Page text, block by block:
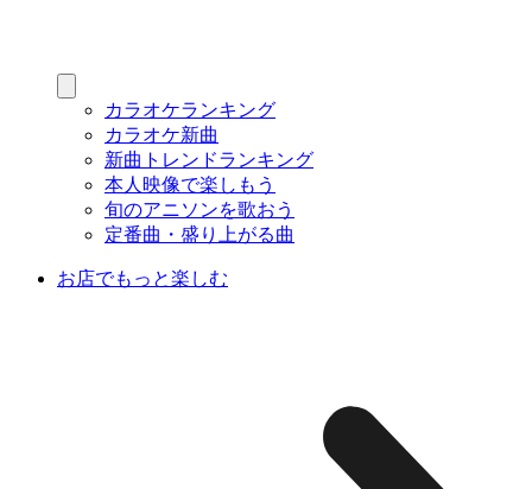
カラオケランキング
カラオケ新曲
新曲トレンドランキング
本人映像で楽しもう
旬のアニソンを歌おう
定番曲・盛り上がる曲
お店でもっと楽しむ